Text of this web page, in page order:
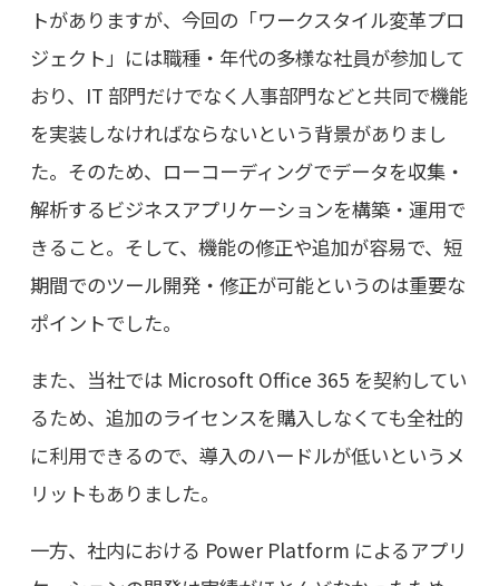
トがありますが、今回の「ワークスタイル変革プロ
ジェクト」には職種・年代の多様な社員が参加して
おり、IT 部門だけでなく人事部門などと共同で機能
を実装しなければならないという背景がありまし
た。そのため、ローコーディングでデータを収集・
解析するビジネスアプリケーションを構築・運用で
きること。そして、機能の修正や追加が容易で、短
期間でのツール開発・修正が可能というのは重要な
ポイントでした。
また、当社では Microsoft Office 365 を契約してい
るため、追加のライセンスを購入しなくても全社的
に利用できるので、導入のハードルが低いというメ
リットもありました。
一方、社内における Power Platform によるアプリ